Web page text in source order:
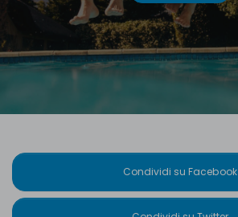
Condividi su Facebook